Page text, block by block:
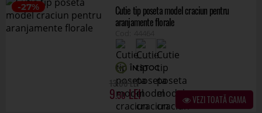
-50% Cutie trapez pentru flori
44122
ÎN STOC
.50
.25